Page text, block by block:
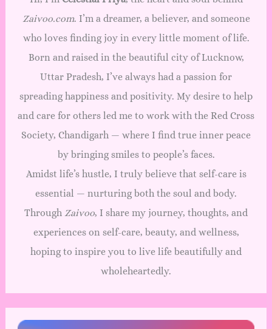
Zaivoo.com. I’m a dreamer, a believer, and someone
who loves finding joy in every little moment of life.
Born and raised in the beautiful city of Lucknow,
Uttar Pradesh, I’ve always had a passion for
spreading happiness and positivity. My desire to help
and care for others led me to work with the Red Cross
Society, Chandigarh — where I find true inner peace
by bringing smiles to people’s faces.
Amidst life’s hustle, I truly believe that self-care is
essential — nurturing both the soul and body.
Through Zaivoo, I share my journey, thoughts, and
experiences on self-care, beauty, and wellness,
hoping to inspire you to live life beautifully and
wholeheartedly.